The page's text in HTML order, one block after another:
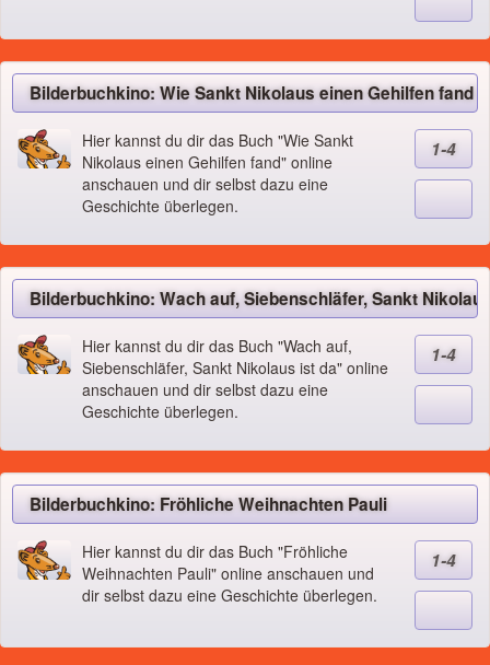
Bilderbuchkino: Wie Sankt Nikolaus einen Gehilfen fand
Hier kannst du dir das Buch "Wie Sankt
Nikolaus einen Gehilfen fand" online
anschauen und dir selbst dazu eine
Geschichte überlegen.
1-4
Bilderbuchkino: Wach auf, Siebenschläfer, Sankt
Hier kannst du dir das Buch "Wach auf,
Siebenschläfer, Sankt Nikolaus ist da" online
anschauen und dir selbst dazu eine
Geschichte überlegen.
1-4
Bilderbuchkino: Fröhliche Weihnachten Pauli
Hier kannst du dir das Buch "Fröhliche
Weihnachten Pauli" online anschauen und
dir selbst dazu eine Geschichte überlegen.
1-4